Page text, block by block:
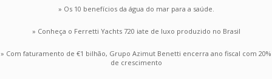
» Os 10 benefícios da água do mar para a saúde.
» Conheça o Ferretti Yachts 720 iate de luxo produzido no Brasil
» Com faturamento de €1 bilhão, Grupo Azimut Benetti encerra ano fiscal com 20%
de crescimento